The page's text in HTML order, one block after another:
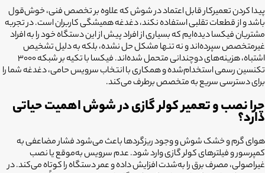
پیدا کردن تعمیرکار قابل اعتماد در شوش که علاوه بر تخصص فنی، خوش‌قول
باشد و از قطعات تقلبی استفاده نکند، دغدغه همیشگی کاربران است. در تجربه
مشتریان فیکسا دیده‌ایم که بسیاری از افراد پیش از این دستگاه خود را به افراد
غیرمتخصص سپرده‌اند و نه تنها مشکل حل نشده، بلکه به دلیل تشخیص
اشتباه، هزینه‌های دوچندانی متحمل شده‌اند. فیکسا با تکیه بر شبکه ۳۰۰۰
تکنسین رسمی استخدام‌شده و همکاری با انتخاب سرویس حامی، دغدغه شما را
برای دسترسی سریع به متخصص برطرف می‌کند.
چرا نصب و تعمیر کولر گازی در شوش اهمیت حیاتی
دارد؟
هوای گرم و خشک شوش و وجود ریزگردها باعث می‌شود فشار مضاعفی به
کمپرسور و فیلترهای کولر گازی وارد شود. عدم سرویس به‌موقع یا نصب
غیراصولی، مصرف برق را به‌شدت افزایش داده و عمر دستگاه را کوتاه می‌کند. در